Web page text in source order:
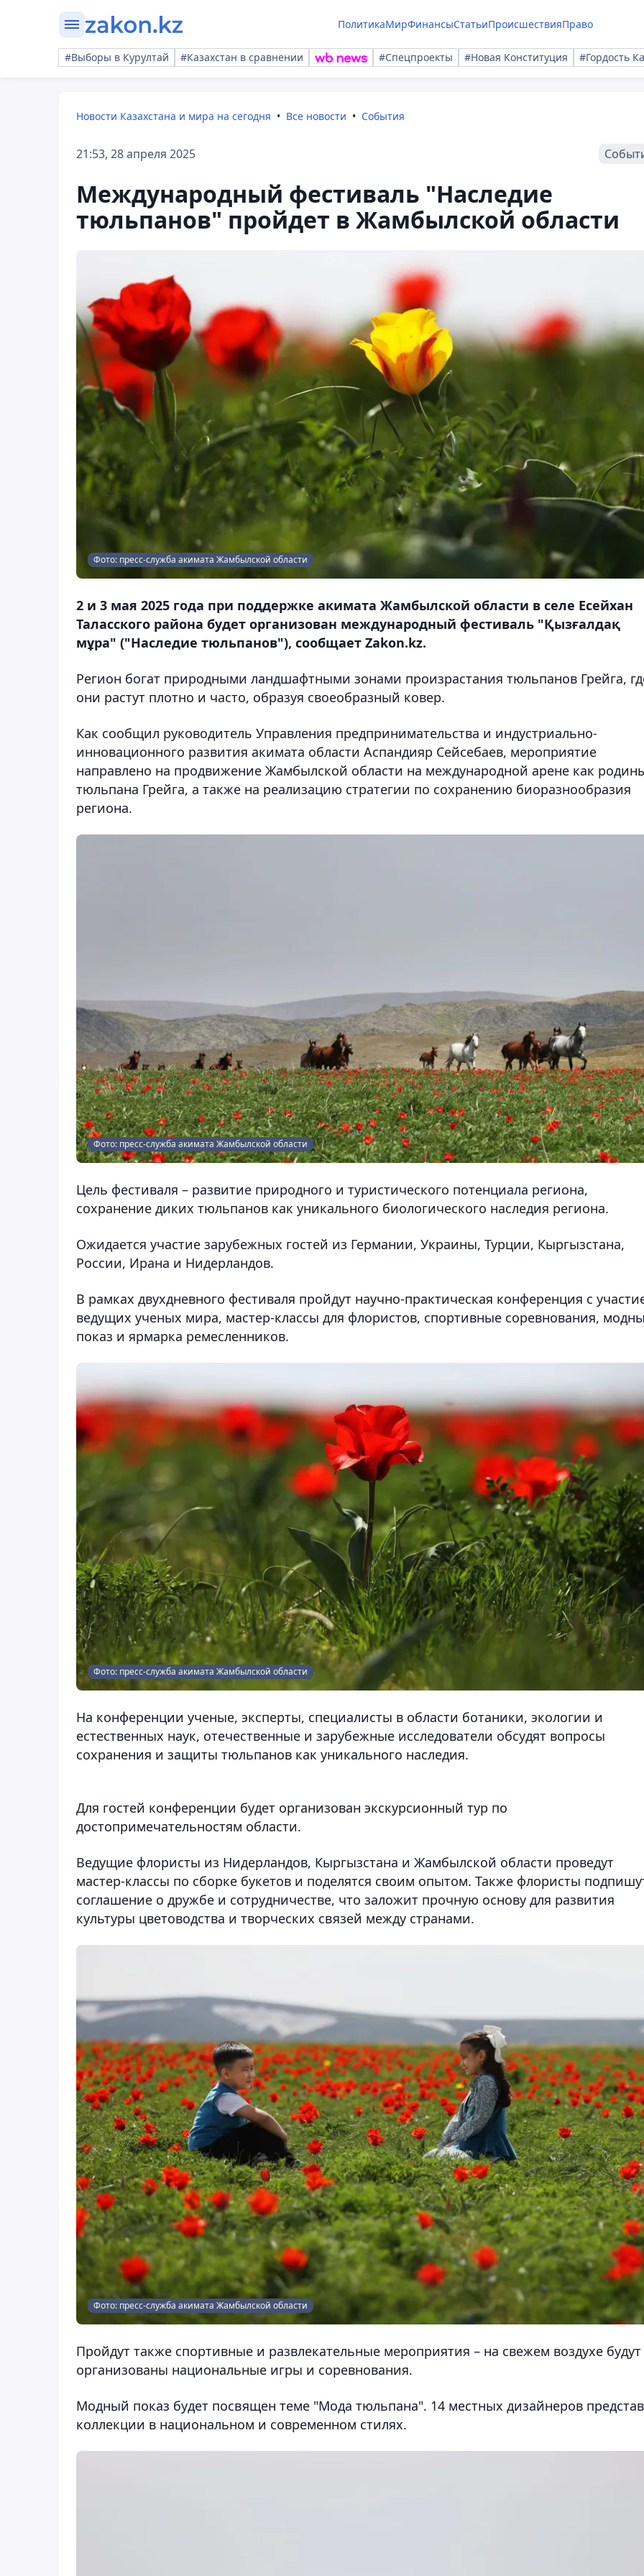
ПолитикаМирФинансыСтатьиПроисшествияПраво
#Выборы в Курултай #Казахстан в сравнении #Спецпроекты #Новая Конституция #Гордость
Новости Казахстана и мира на сегодня Все новости События
21:53, 28 апреля 2025
Международный фестиваль "Наследие
тюльпанов" пройдет в Жамбылской области
Фото: пресс-служба акимата Жамбылской области
2 и 3 мая 2025 года при поддержке акимата Жамбылской области в селе Есейхан
Таласского района будет организован международный фестиваль "Қызғалдақ
мұра" ("Наследие тюльпанов"), сообщает Zakon.kz.
Регион богат природными ландшафтными зонами произрастания тюльпанов Грейга,
они растут плотно и часто, образуя своеобразный ковер.
Как сообщил руководитель Управления предпринимательства и индустриально-
инновационного развития акимата области Аспандияр Сейсебаев, мероприятие
направлено на продвижение Жамбылской области на международной арене как
тюльпана Грейга, а также на реализацию стратегии по сохранению биоразно­образия
региона.
Фото: пресс-служба акимата Жамбылской области
Цель фестиваля – развитие природного и туристического потенциала региона,
сохранение диких тюльпанов как уникального биологического наследия региона.
Ожидается участие зарубежных гостей из Германии, Украины, Турции, Кыргызстана,
России, Ирана и Нидерландов.
В рамках двухдневного фестиваля пройдут научно-практическая конференция с
ведущих ученых мира, мастер-классы для флористов, спортивные соревнования,
показ и ярмарка ремесленников.
Фото: пресс-служба акимата Жамбылской области
На конференции ученые, эксперты, специалисты в области ботаники, экологии и
естественных наук, отечественные и зарубежные исследователи обсудят вопросы
сохранения и защиты тюльпанов как уникального наследия.
Для гостей конференции будет организован экскурсионный тур по
достопримечательностям области.
Ведущие флористы из Нидерландов, Кыргызстана и Жамбылской области проведут
мастер-классы по сборке букетов и поделятся своим опытом. Также флористы
соглашение о дружбе и сотрудничестве, что заложит прочную основу для развития
культуры цветоводства и творческих связей между странами.
Фото: пресс-служба акимата Жамбылской области
Пройдут также спортивные и развлекательные мероприятия – на свежем воздухе будут
организованы национальные игры и соревнования.
Модный показ будет посвящен теме "Мода тюльпана". 14 местных дизайнеров
коллекции в национальном и современном стилях.